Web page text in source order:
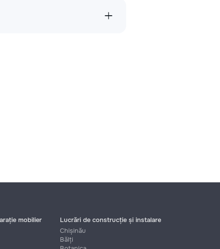
mobilier
Lucrări de construcție și instalare
Chișinău
Bălți